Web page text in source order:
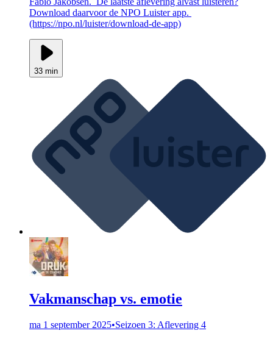
Download daarvoor de NPO Luister app.
(https://npo.nl/luister/download-de-app)
33 min
Vakmanschap vs. emotie
ma 1 september 2025•Seizoen 3: Aflevering 4